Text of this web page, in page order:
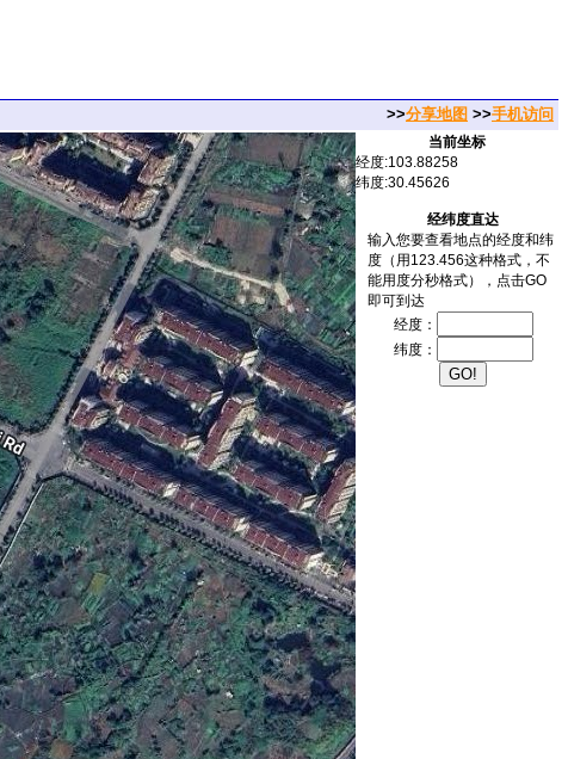
>>分享地图 >>手机访问
当前坐标
经度:103.88258
纬度:30.45626
经纬度直达
输入您要查看地点的经度和纬
度（用123.456这种格式，不
能用度分秒格式），点击GO
即可到达
经度：
纬度：